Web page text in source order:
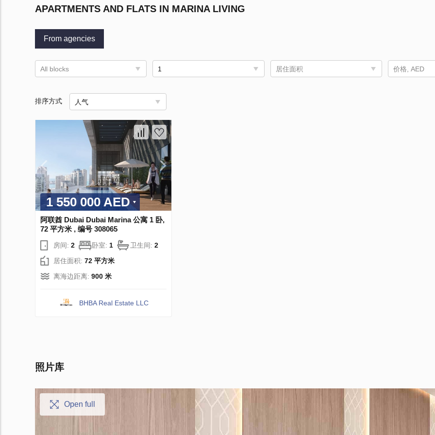
APARTMENTS AND FLATS IN MARINA LIVING
From agencies
All blocks 1 居住面积 价格, AED
排序方式 人气
1 550 000 AED
阿联酋 Dubai Dubai Marina 公寓 1 卧,
72 平方米 , 编号 308065
房间: 2 卧室: 1 卫生间: 2
居住面积: 72 平方米
离海边距离: 900 米
BHBA Real Estate LLC
照片库
Open full